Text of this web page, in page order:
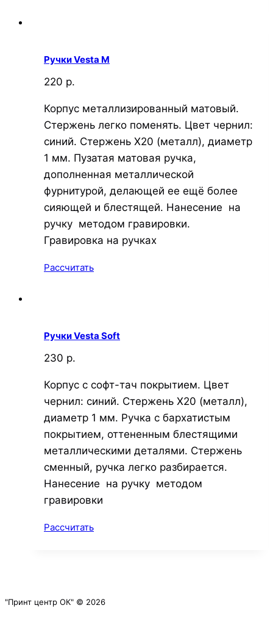
Ручки Vesta M
220 р.
Корпус металлизированный матовый.
Стержень легко поменять. Цвет чернил:
синий. Стержень Х20 (металл), диаметр
1 мм. Пузатая матовая ручка,
дополненная металлической
фурнитурой, делающей ее ещё более
сияющей и блестящей. Нанесение на
ручку методом гравировки.
Гравировка на ручках
Рассчитать
Ручки Vesta Soft
230 р.
Корпус с софт-тач покрытием. Цвет
чернил: синий. Стержень Х20 (металл),
диаметр 1 мм. Ручка с бархатистым
покрытием, оттененным блестящими
металлическими деталями. Стержень
сменный, ручка легко разбирается.
Нанесение на ручку методом
гравировки
Рассчитать
"Принт центр ОК" © 2026